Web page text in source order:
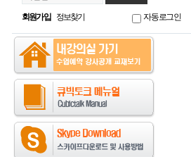
회원가입 정보찾기 자동로그인